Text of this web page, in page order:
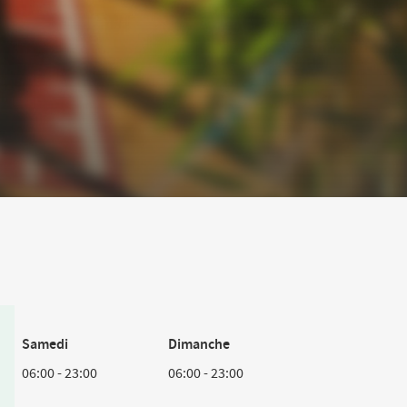
Samedi
06:00-23:00
Dimanche
06:00-23:00